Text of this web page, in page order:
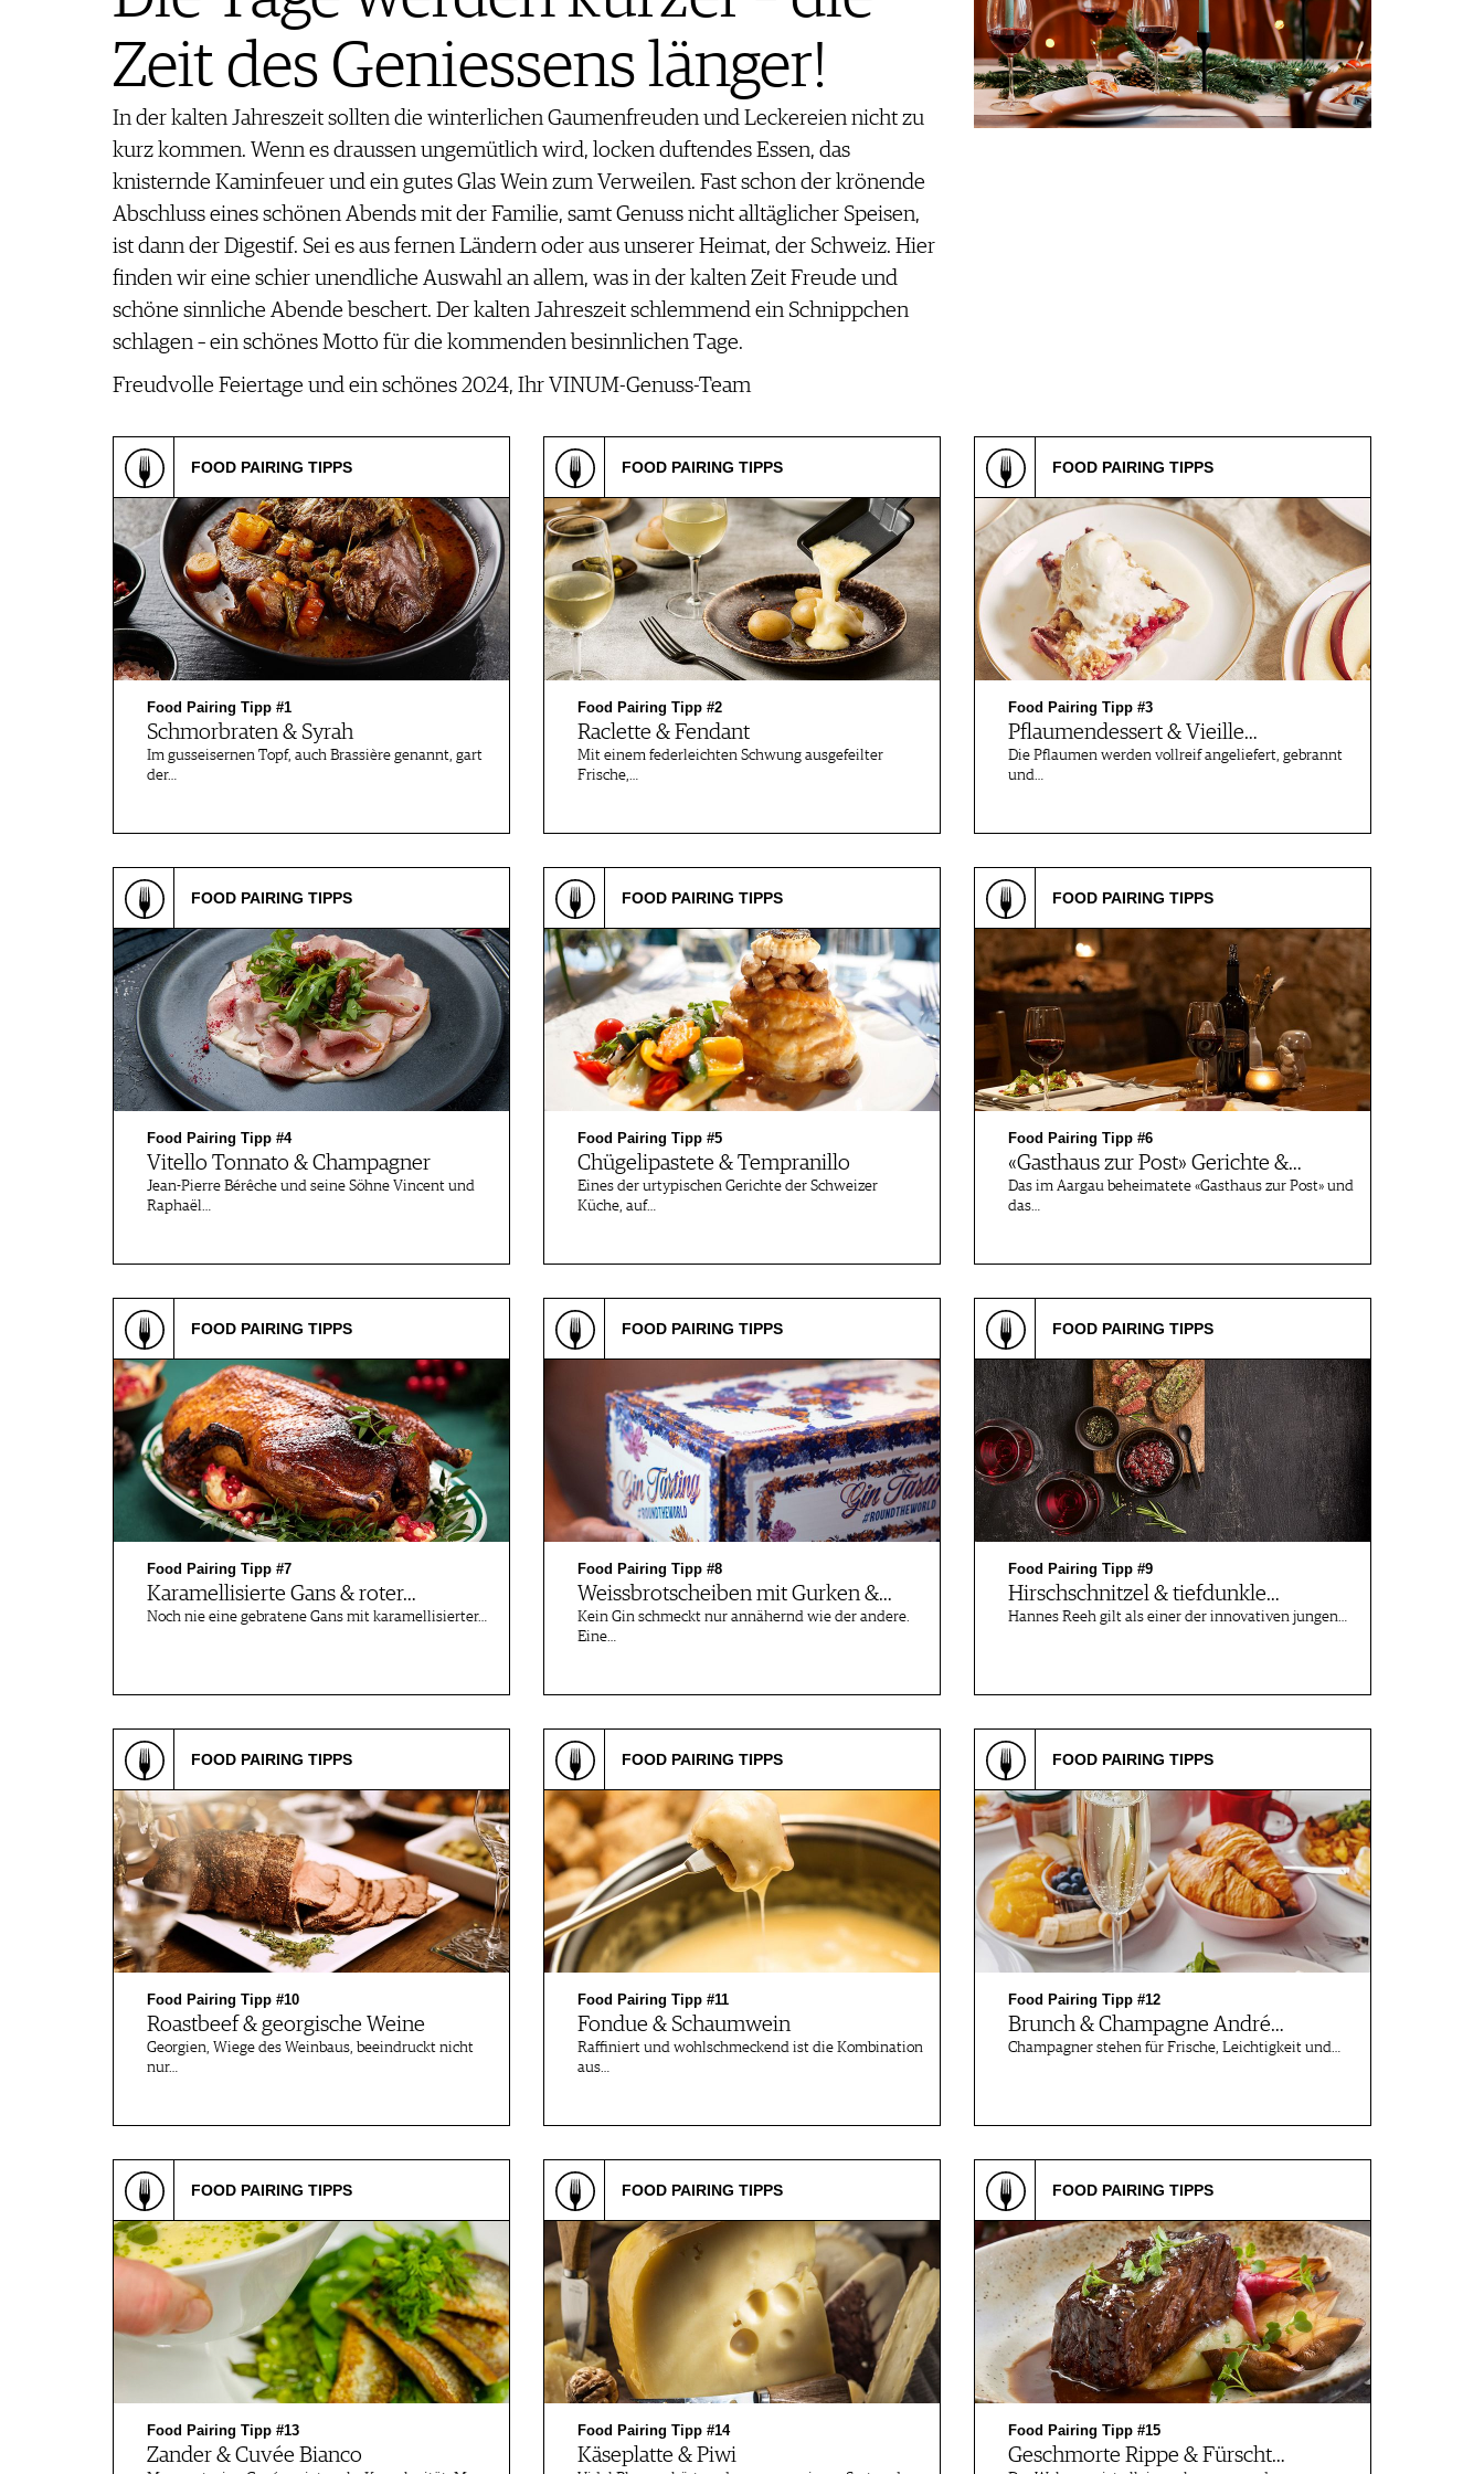
REPORTAGEN
WINEGUIDES
KLARTEXT
AUSGABE
BILDSTRECKEN
BÜCHER
WEINWIRTSCHAFT
PORTRAITS
VINOPHILES
GEWINNSPIELE
VORTEILSWELT
TRINKREIFETABELLE
WINE TRADE CLUB
AGB & DATENSCHUTZ
|
Zeit des Geniessens länger!
In der kalten Jahreszeit sollten die winterlichen Gaumenfreuden und Leckereien nicht zu
kurz kommen. Wenn es draussen ungemütlich wird, locken duftendes Essen, das
knisternde Kaminfeuer und ein gutes Glas Wein zum Verweilen. Fast schon der krönende
Abschluss eines schönen Abends mit der Familie, samt Genuss nicht alltäglicher Speisen,
ist dann der Digestif. Sei es aus fernen Ländern oder aus unserer Heimat, der Schweiz. Hier
finden wir eine schier unendliche Auswahl an allem, was in der kalten Zeit Freude und
schöne sinnliche Abende beschert. Der kalten Jahreszeit schlemmend ein Schnippchen
schlagen – ein schönes Motto für die ­kommenden besinnlichen Tage.
Freudvolle Feiertage und ein schönes 2024, Ihr VINUM-Genuss-Team
FOOD PAIRING TIPPS
Food Pairing Tipp #1
Schmorbraten & Syrah
Im gusseisernen Topf, auch Brassière genannt, gart
der…
FOOD PAIRING TIPPS
Food Pairing Tipp #4
Vitello Tonnato & Champagner
Jean-Pierre Bérêche und seine Söhne Vincent und
Raphaël…
FOOD PAIRING TIPPS
Food Pairing Tipp #7
Karamellisierte Gans & roter…
Noch nie eine gebratene Gans mit karamellisierter…
FOOD PAIRING TIPPS
Food Pairing Tipp #10
Roastbeef & georgische Weine
Georgien, Wiege des Weinbaus, beeindruckt nicht
nur…
FOOD PAIRING TIPPS
Food Pairing Tipp #13
Zander & Cuvée Bianco
FOOD PAIRING TIPPS
Food Pairing Tipp #2
Raclette & Fendant
Mit einem federleichten Schwung ausgefeilter
Frische,…
FOOD PAIRING TIPPS
Food Pairing Tipp #5
Chügelipastete & Tempranillo
Eines der urtypischen Gerichte der Schweizer
Küche, auf…
FOOD PAIRING TIPPS
Food Pairing Tipp #8
Weissbrotscheiben mit Gurken &…
Kein Gin schmeckt nur annähernd wie der andere.
Eine…
FOOD PAIRING TIPPS
Food Pairing Tipp #11
Fondue & Schaumwein
Raffiniert und wohlschmeckend ist die Kombination
aus…
FOOD PAIRING TIPPS
Food Pairing Tipp #14
Käseplatte & Piwi
FOOD PAIRING TIPPS
Food Pairing Tipp #3
Pflaumendessert & Vieille…
Die Pflaumen werden vollreif angeliefert, gebrannt
und…
FOOD PAIRING TIPPS
Food Pairing Tipp #6
«Gasthaus zur Post» Gerichte &…
Das im Aargau beheimatete «Gasthaus zur Post» und
das…
FOOD PAIRING TIPPS
Food Pairing Tipp #9
Hirschschnitzel & tiefdunkle…
Hannes Reeh gilt als einer der innovativen jungen…
FOOD PAIRING TIPPS
Food Pairing Tipp #12
Brunch & Champagne André…
Champagner stehen für Frische, Leichtigkeit und…
FOOD PAIRING TIPPS
Food Pairing Tipp #15
Geschmorte Rippe & Fürscht…